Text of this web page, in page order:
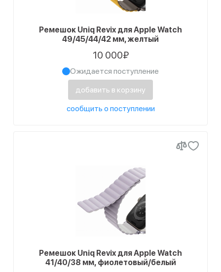
Ремешок Uniq Revix для Apple Watch
49/45/44/42 мм, желтый
10 000₽
Ожидается поступление
добавить в корзину
сообщить о поступлении
Ремешок Uniq Revix для Apple Watch
41/40/38 мм, фиолетовый/белый